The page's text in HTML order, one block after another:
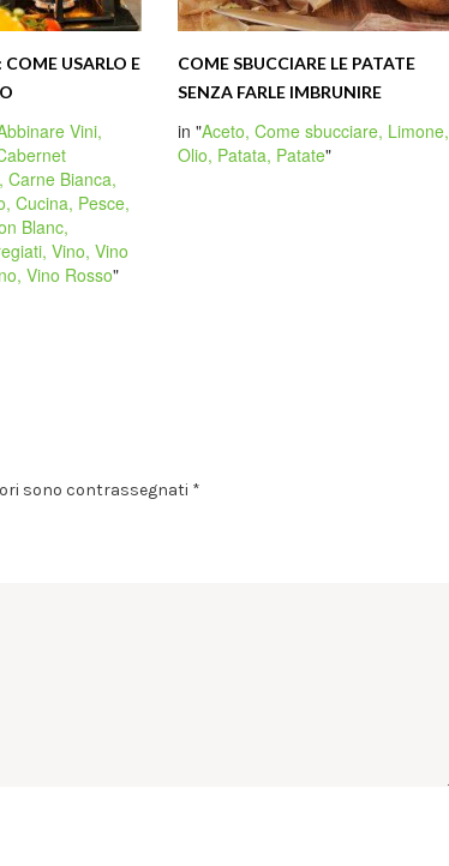
USARLO E
Vini,
Carne Bianca,
Cucina, Pesce,
Blanc,
Vino,Vino
Vino Rosso"
COME SBUCCIARE LE PATATE
SENZA FARLE IMBRUNIRE
in "Aceto, Come sbucciare, Limone,
Olio, Patata, Patate"
sono contrassegnati *